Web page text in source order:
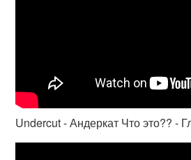
Undercut - Андеркат Что это?? -